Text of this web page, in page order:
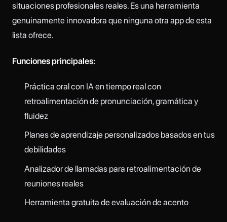
situaciones profesionales reales. Es una herramienta
genuinamente innovadora que ninguna otra app de esta
lista ofrece.
Funciones principales:
Práctica oral con IA en tiempo real con
retroalimentación de pronunciación, gramática y
fluidez
Planes de aprendizaje personalizados basados en tus
debilidades
Analizador de llamadas para retroalimentación de
reuniones reales
Herramienta gratuita de evaluación de acento